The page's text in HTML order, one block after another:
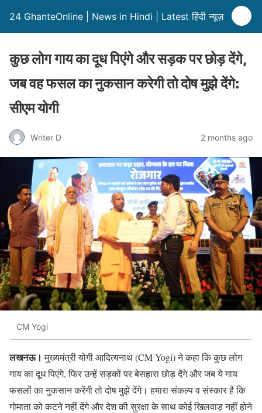
24 GhanteOnline | News in Hindi | Latest हिंदी न्यूज़
कुछ लोग गाय का दूध पिएंगे और सड़क पर छोड़ देंगे,
जब वह फसल का नुकसान करेगी तो दोष मुझे देंगे:
सीएम योगी
Writer D 2 months ago
CM Yogi
लखनऊ। मुख्यमंत्री योगी आदित्यनाथ (CM Yogi) ने कहा कि कुछ लोग
गाय का दूध पिएंगे, फिर उन्हें सड़कों पर बेसहारा छोड़ देंगे और जब ये गाय
फसलों का नुकसान करेंगी तो दोष मुझे देंगे। हमारा संकल्प व संस्कार है कि
गोमाता को कटने नहीं देंगे और देश की सुरक्षा के साथ कोई खिलवाड़ नहीं होने